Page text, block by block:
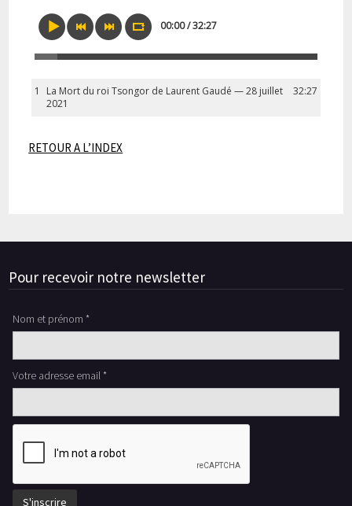
00:00 / 32:27
1 32:27
La Mort du roi Tsongor de Laurent Gaudé — 28 juillet
2021
RETOUR A L’INDEX
Pour recevoir notre newsletter
Nom et prénom *
Votre adresse email *